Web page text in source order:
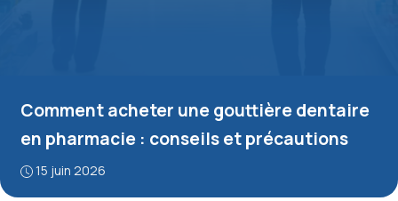
Comment acheter une gouttière dentaire
en pharmacie : conseils et précautions
15 juin 2026